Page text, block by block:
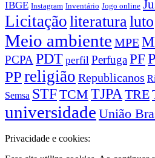
IBGE Instagram Inventário Jogo online
Licitaçãoliteratura luto
Meio ambiente MPE
PCPA PDT perfil PerfugaPF
PPreligião Republicanos
Semsa STFTCM TJPA TRE
universidade União
Privacidade e cookies: